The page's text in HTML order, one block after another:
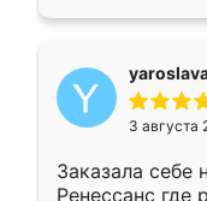
3 августа
Заказала себе
Ренессанс где